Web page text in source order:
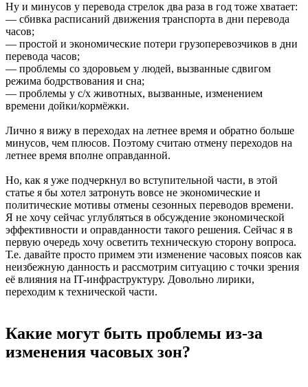
Ну и минусов у перевода стрелок два раза в год тоже хватает:
— сбивка расписаний движения транспорта в дни перевода
часов;
— простой и экономические потери грузоперевозчиков в дни
перевода часов;
— проблемы со здоровьем у людей, вызванные сдвигом
режима бодрствования и сна;
— проблемы у с/х животных, вызванные, изменением
времени дойки/кормёжки.
Лично я вижу в переходах на летнее время и обратно больше
минусов, чем плюсов. Поэтому считаю отмену переходов на
летнее время вполне оправданной.
Но, как я уже подчеркнул во вступительной части, в этой
статье я бы хотел затронуть вовсе не экономические и
политические мотивы отмены сезонных переводов времени.
Я не хочу сейчас углубляться в обсуждение экономической
эффективности и оправданности такого решения. Сейчас я в
первую очередь хочу осветить техническую сторону вопроса.
Т.е. давайте просто примем эти изменение часовых поясов как
неизбежную данность и рассмотрим ситуацию с точки зрения
её влияния на IT-инфраструктуру. Довольно лирики,
переходим к технической части.
Какие могут быть проблемы из-за
изменения часовых зон?